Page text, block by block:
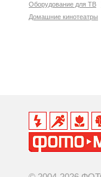
Оборудование для ТВ
Домашние кинотеатры